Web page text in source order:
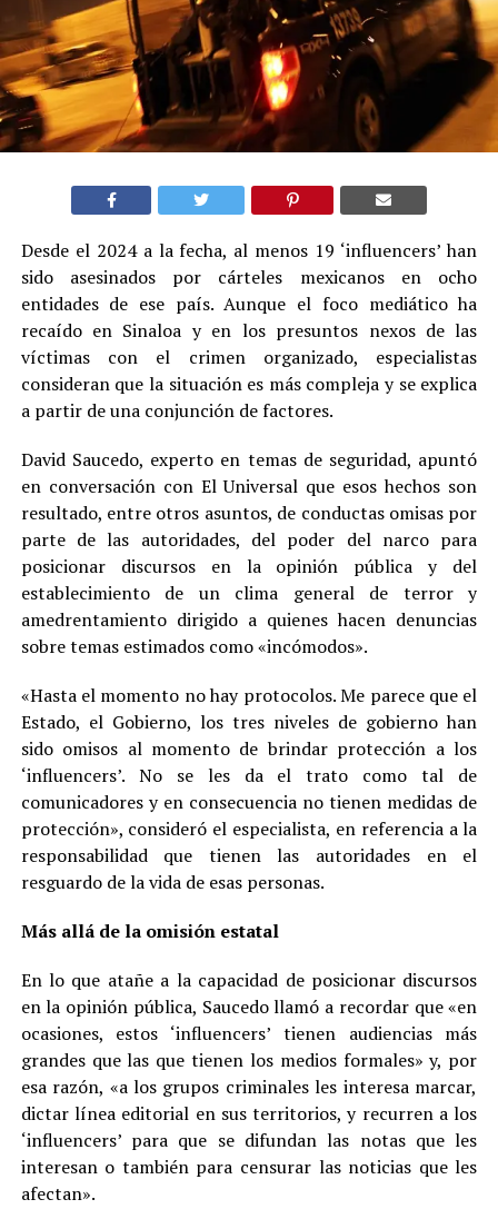
Desde el 2024 a la fecha, al menos 19 ‘influencers’ han
sido asesinados por cárteles mexicanos en ocho
entidades de ese país. Aunque el foco mediático ha
recaído en Sinaloa y en los presuntos nexos de las
víctimas con el crimen organizado, especialistas
consideran que la situación es más compleja y se explica
a partir de una conjunción de factores.
David Saucedo, experto en temas de seguridad, apuntó
en conversación con El Universal que esos hechos son
resultado, entre otros asuntos, de conductas omisas por
parte de las autoridades, del poder del narco para
posicionar discursos en la opinión pública y del
establecimiento de un clima general de terror y
amedrentamiento dirigido a quienes hacen denuncias
sobre temas estimados como «incómodos».
«Hasta el momento no hay protocolos. Me parece que el
Estado, el Gobierno, los tres niveles de gobierno han
sido omisos al momento de brindar protección a los
‘influencers’. No se les da el trato como tal de
comunicadores y en consecuencia no tienen medidas de
protección», consideró el especialista, en referencia a la
responsabilidad que tienen las autoridades en el
resguardo de la vida de esas personas.
Más allá de la omisión estatal
En lo que atañe a la capacidad de posicionar discursos
en la opinión pública, Saucedo llamó a recordar que «en
ocasiones, estos ‘influencers’ tienen audiencias más
grandes que las que tienen los medios formales» y, por
esa razón, «a los grupos criminales les interesa marcar,
dictar línea editorial en sus territorios, y recurren a los
‘influencers’ para que se difundan las notas que les
interesan o también para censurar las noticias que les
afectan».